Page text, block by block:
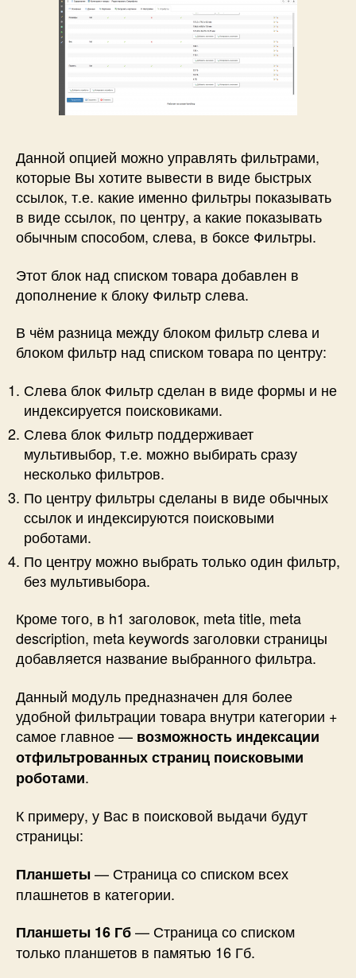
Данной опцией можно управлять фильтрами,
которые Вы хотите вывести в виде быстрых
ссылок, т.е. какие именно фильтры показывать
в виде ссылок, по центру, а какие показывать
обычным способом, слева, в боксе Фильтры.
Этот блок над списком товара добавлен в
дополнение к блоку Фильтр слева.
В чём разница между блоком фильтр слева и
блоком фильтр над списком товара по центру:
Слева блок Фильтр сделан в виде формы и не
индексируется поисковиками.
Слева блок Фильтр поддерживает
мультивыбор, т.е. можно выбирать сразу
несколько фильтров.
По центру фильтры сделаны в виде обычных
ссылок и индексируются поисковыми
роботами.
По центру можно выбрать только один фильтр,
без мультивыбора.
Кроме того, в h1 заголовок, meta title, meta
description, meta keywords заголовки страницы
добавляется название выбранного фильтра.
Данный модуль предназначен для более
удобной фильтрации товара внутри категории +
самое главное — возможность индексации
отфильтрованных страниц поисковыми
роботами.
К примеру, у Вас в поисковой выдачи будут
страницы:
Планшеты— Страница со списком всех
плашнетов в категории.
Планшеты 16 Гб— Страница со списком
только планшетов в памятью 16 Гб.